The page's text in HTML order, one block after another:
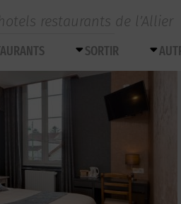
restaurants de l’Allier
SORTIR